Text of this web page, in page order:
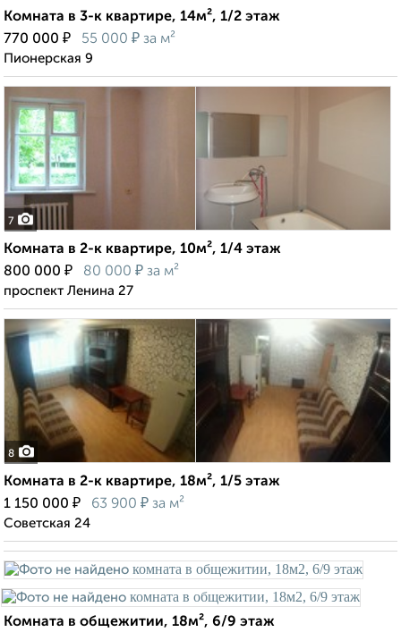
Комната в 3-к квартире, 14м², 1/2 этаж
770 000 ₽ 55 000 ₽ за м²
Пионерская 9
7
Комната в 2-к квартире, 10м², 1/4 этаж
800 000 ₽ 80 000 ₽ за м²
проспект Ленина 27
8
Комната в 2-к квартире, 18м², 1/5 этаж
1 150 000 ₽ 63 900 ₽ за м²
Советская 24
Комната в общежитии, 18м², 6/9 этаж